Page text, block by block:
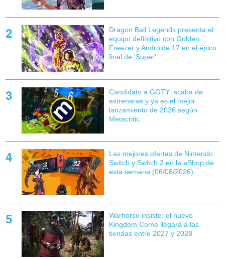
Dragon Ball Legends presenta el
equipo definitivo con Golden
Freezer y Androide 17 en el épico
final de 'Super'
Candidato a GOTY: acaba de
estrenarse y ya es el mejor
lanzamiento de 2026 según
Metacritic
Las mejores ofertas de Nintendo
Switch y Switch 2 en la eShop de
esta semana (06/08/2026)
Warhorse insiste: el nuevo
Kingdom Come llegará a las
tiendas entre 2027 y 2028